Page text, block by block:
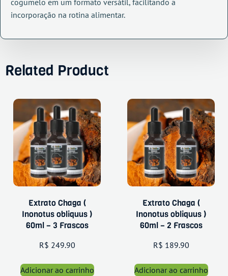
cogumelo em um formato versátil, facilitando a
incorporação na rotina alimentar.
Related Product
Extrato Chaga (
Inonotus obliquus )
60ml – 3 Frascos
R$ 249.90
Adicionar ao carrinho
Extrato Chaga (
Inonotus obliquus )
60ml – 2 Frascos
R$ 189.90
Adicionar ao carrinho